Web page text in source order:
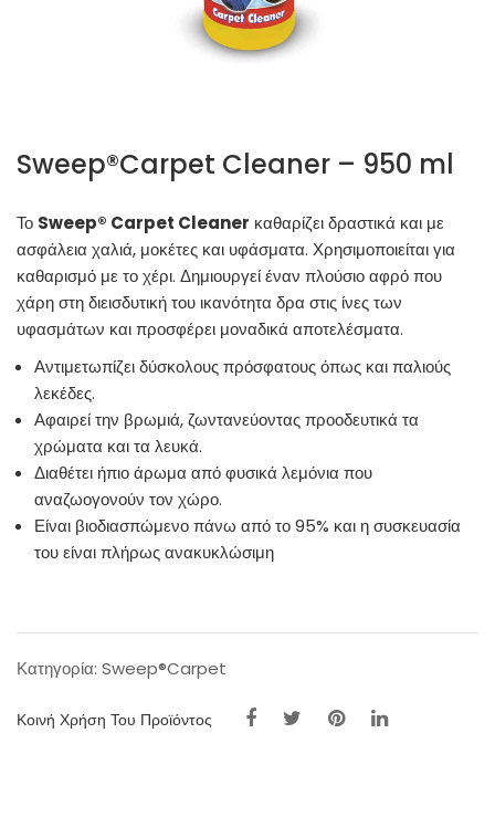
Sweep®Carpet Cleaner – 950 ml
Το Sweep® Carpet Cleaner καθαρίζει δραστικά και με
ασφάλεια χαλιά, μοκέτες και υφάσματα. Χρησιμοποιείται για
καθαρισμό με το χέρι. Δημιουργεί έναν πλούσιο αφρό που
χάρη στη διεισδυτική του ικανότητα δρα στις ίνες των
υφασμάτων και προσφέρει μοναδικά αποτελέσματα.
Αντιμετωπίζει δύσκολους πρόσφατους όπως και παλιούς
λεκέδες.
Αφαιρεί την βρωμιά, ζωντανεύοντας προοδευτικά τα
χρώματα και τα λευκά.
Διαθέτει ήπιο άρωμα από φυσικά λεμόνια που
αναζωογονούν τον χώρο.
Είναι βιοδιασπώμενο πάνω από το 95% και η συσκευασία
του είναι πλήρως ανακυκλώσιμη
Κατηγορία: Sweep®Carpet
Κοινή Χρήση Του Προϊόντος